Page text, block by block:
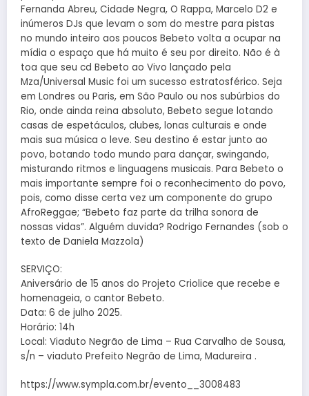
Fernanda Abreu, Cidade Negra, O Rappa, Marcelo D2 e
inúmeros DJs que levam o som do mestre para pistas
no mundo inteiro aos poucos Bebeto volta a ocupar na
mídia o espaço que há muito é seu por direito. Não é à
toa que seu cd Bebeto ao Vivo lançado pela
Mza/Universal Music foi um sucesso estratosférico. Seja
em Londres ou Paris, em São Paulo ou nos subúrbios do
Rio, onde ainda reina absoluto, Bebeto segue lotando
casas de espetáculos, clubes, lonas culturais e onde
mais sua música o leve. Seu destino é estar junto ao
povo, botando todo mundo para dançar, swingando,
misturando ritmos e linguagens musicais. Para Bebeto o
mais importante sempre foi o reconhecimento do povo,
pois, como disse certa vez um componente do grupo
AfroReggae; “Bebeto faz parte da trilha sonora de
nossas vidas”. Alguém duvida? Rodrigo Fernandes (sob o
texto de Daniela Mazzola)
SERVIÇO:
Aniversário de 15 anos do Projeto Criolice que recebe e
homenageia, o cantor Bebeto.
Data: 6 de julho 2025.
Horário: 14h
Local: Viaduto Negrão de Lima – Rua Carvalho de Sousa,
s/n – viaduto Prefeito Negrão de Lima, Madureira .
https://www.sympla.com.br/evento__3008483